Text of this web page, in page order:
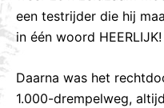
een testrijder die hij
in één woord HEERLIJK!
Daarna was het
1.000-drempelweg,